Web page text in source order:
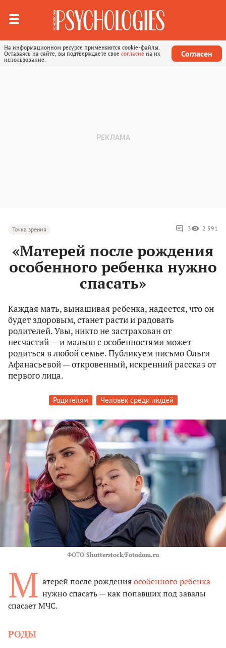
На информационном ресурсе применяются cookie-файлы.
Оставаясь на сайте, вы подтверждаете свое согласие на их
использование.
Согласен
Точка зрения 3 2 591
«Матерей после рождения
особенного ребенка нужно
спасать»
Каждая мать, вынашивая ребенка, надеется, что он
будет здоровым, станет расти и радовать
родителей. Увы, никто не застрахован от
несчастий — и малыш с особенностями может
родиться в любой семье. Публикуем письмо Ольги
Афанасьевой — откровенный, искренний рассказ от
первого лица.
Родителям Человек среди людей
ФОТО Shutterstock/Fotodom.ru
М атерей после рожденияособенного ребенка
нужно спасать — как попавших под завалы
спасает МЧС.
РОДЫ